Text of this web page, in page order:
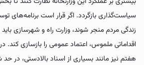
سیاست‌گذاری بازگردد. اگر قرار است برنامه‌های
زندگی مردم منجر شوند، وزارت راه و شهرسازی
اقداماتی ملموس، اعتماد عمومی را بازسازی کند.
هفتم نیز مانند بسیاری از اسناد بالادستی، در